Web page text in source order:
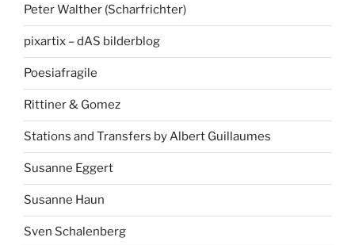
Peter Walther (Scharfrichter)
pixartix – dAS bilderblog
Poesiafragile
Rittiner & Gomez
Stations and Transfers by Albert Guillaumes
Susanne Eggert
Susanne Haun
Sven Schalenberg